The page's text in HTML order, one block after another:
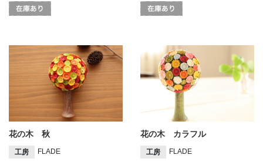
花の木 秋
工房 FLADE
花の木 カラフル
工房 FLADE